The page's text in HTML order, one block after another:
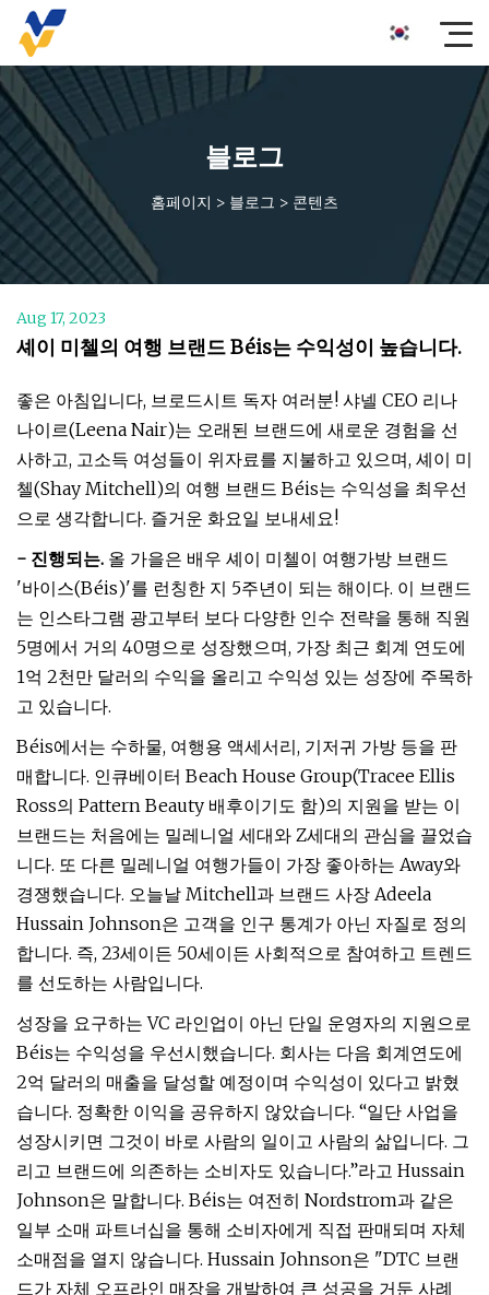
블로그
홈페이지 > 블로그 > 콘텐츠
Aug 17, 2023
셰이 미첼의 여행 브랜드 Béis는 수익성이 높습니다.
좋은 아침입니다, 브로드시트 독자 여러분! 샤넬 CEO 리나
나이르(Leena Nair)는 오래된 브랜드에 새로운 경험을 선
사하고, 고소득 여성들이 위자료를 지불하고 있으며, 셰이 미
첼(Shay Mitchell)의 여행 브랜드 Béis는 수익성을 최우선
으로 생각합니다. 즐거운 화요일 보내세요!
- 진행되는. 올 가을은 배우 셰이 미첼이 여행가방 브랜드
'바이스(Béis)'를 런칭한 지 5주년이 되는 해이다. 이 브랜드
는 인스타그램 광고부터 보다 다양한 인수 전략을 통해 직원
5명에서 거의 40명으로 성장했으며, 가장 최근 회계 연도에
1억 2천만 달러의 수익을 올리고 수익성 있는 성장에 주목하
고 있습니다.
Béis에서는 수하물, 여행용 액세서리, 기저귀 가방 등을 판
매합니다. 인큐베이터 Beach House Group(Tracee Ellis
Ross의 Pattern Beauty 배후이기도 함)의 지원을 받는 이
브랜드는 처음에는 밀레니얼 세대와 Z세대의 관심을 끌었습
니다. 또 다른 밀레니얼 여행가들이 가장 좋아하는 Away와
경쟁했습니다. 오늘날 Mitchell과 브랜드 사장 Adeela
Hussain Johnson은 고객을 인구 통계가 아닌 자질로 정의
합니다. 즉, 23세이든 50세이든 사회적으로 참여하고 트렌드
를 선도하는 사람입니다.
성장을 요구하는 VC 라인업이 아닌 단일 운영자의 지원으로
Béis는 수익성을 우선시했습니다. 회사는 다음 회계연도에
2억 달러의 매출을 달성할 예정이며 수익성이 있다고 밝혔
습니다. 정확한 이익을 공유하지 않았습니다. “일단 사업을
성장시키면 그것이 바로 사람의 일이고 사람의 삶입니다. 그
리고 브랜드에 의존하는 소비자도 있습니다.”라고 Hussain
Johnson은 말합니다. Béis는 여전히 Nordstrom과 같은
일부 소매 파트너십을 통해 소비자에게 직접 판매되며 자체
소매점을 열지 않습니다. Hussain Johnson은 "DTC 브랜
드가 자체 오프라인 매장을 개발하여 큰 성공을 거둔 사례